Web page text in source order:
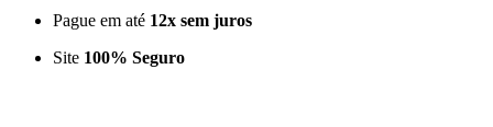
Lumitecfoto
Pague em até 12x sem juros
Site 100% Seguro